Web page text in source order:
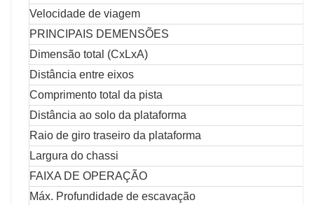
Velocidade de viagem
PRINCIPAIS DEMENSÕES
Dimensão total (CxLxA)
Distância entre eixos
Comprimento total da pista
Distância ao solo da plataforma
Raio de giro traseiro da plataforma
Largura do chassi
FAIXA DE OPERAÇÃO
Máx. Profundidade de escavação